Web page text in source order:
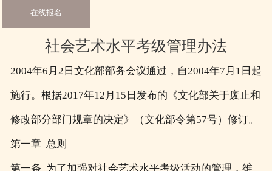
下载中心
在线报名
社会艺术水平考级管理办法
2004年6月2日文化部部务会议通过，自2004年7月1日起
施行。根据2017年12月15日发布的《文化部关于废止和
修改部分部门规章的决定》（文化部令第57号）修订。
第一章 总则
第一条 为了加强对社会艺术水平考级活动的管理，维